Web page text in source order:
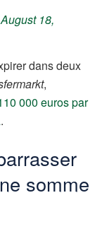
August 18,
dans deux
,
000 euros par
.
somme